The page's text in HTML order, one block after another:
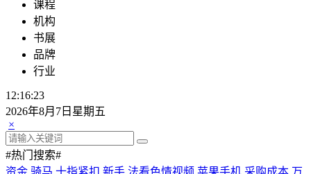
课程
机构
书展
品牌
行业
12:16:23
2026年8月7日星期五
×
#热门搜索#